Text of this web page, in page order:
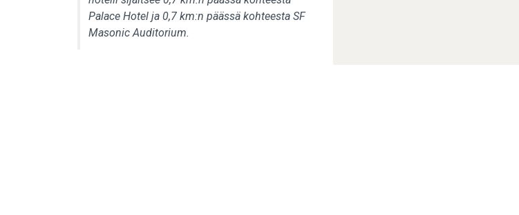
Palace Hotel ja 0,7 km:n päässä kohteesta SF
Masonic Auditorium.